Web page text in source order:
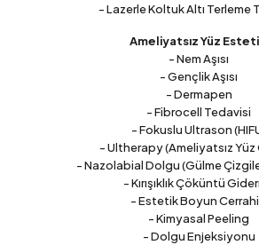
- Lazerle Koltuk Altı Terleme
Ameliyatsız Yüz
- Nem Aşısı
- Gençlik Aşısı
- Dermapen
- Fibrocell Tedavisi
- Fokuslu Ultrason
- Ultherapy (Ameliyatsız Yüz
- Nazolabial Dolgu (Gülme
- Kırışıklık Çöküntü
- Estetik Boyun
- Kimyasal Peeling
- Dolgu Enjeksiyonu